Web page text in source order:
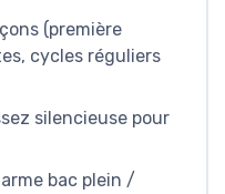
(première
cycles réguliers
silencieuse pour
bac plein /